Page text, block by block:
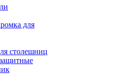
для
столешниц